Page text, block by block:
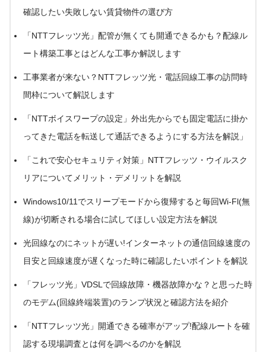
確認したい失敗しない賃貸物件の選び方
「NTTフレッツ光」配管が無くても開通できるかも？配線ル
ート構築工事とはどんな工事か解説します
工事業者が来ない？NTTフレッツ光・電話回線工事の訪問時
間枠について解説します
「NTTボイスワープの設定」外出先からでも固定電話に掛か
ってきた電話を転送して通話できるようにする方法を解説 」
「これで安心セキュリティ対策」NTTフレッツ・ウイルスク
リアについてメリット・デメリットを解説
Windows10/11でスリープモードから復帰すると毎回Wi-Fl(無
線)が切断される場合に試してほしい設定方法を解説
光回線なのにネットが遅い!インターネットの通信回線速度の
目安と回線速度が遅くなった時に確認したいポイントを解説
「フレッツ光」VDSLで回線故障・機器故障かな？と思った時
のモデム(回線終端装置)のランプ状況と確認方法を紹介
「NTTフレッツ光」開通できる確率がアップ!配線ルートを確
認する現場調査とは何を調べるのかを解説